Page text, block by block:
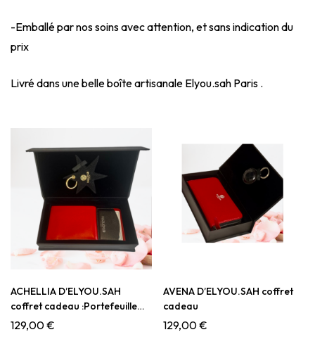
-Emballé par nos soins avec attention, et sans indication du
prix
Livré dans une belle boîte artisanale Elyou.sah Paris .
ACHELLIA D’ELYOU.SAH
coffret cadeau :Portefeuille
,Porte-clés et Porte cartes
129,00€
AVENA D’ELYOU.SAH coffret
cadeau
129,00€